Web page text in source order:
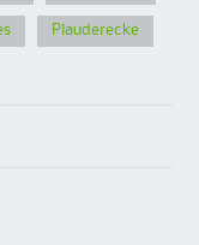
Plauderecke